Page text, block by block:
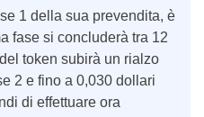
1 della sua prevendita, è
fase si concluderà tra 12
token subirà un rialzo
2 e fino a 0,030 dollari
di effettuare ora